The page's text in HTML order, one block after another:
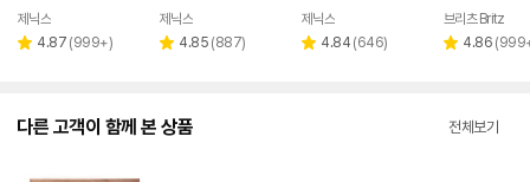
페이
제닉스
별 4.87 리
(999+)
페이
제닉스
별 4.85 리
(887)
페이
제닉스
별 4.84 리
(646)
브리츠 Britz
별 4.86 리
(
다른 고객이 함께 본 상품 전체보기